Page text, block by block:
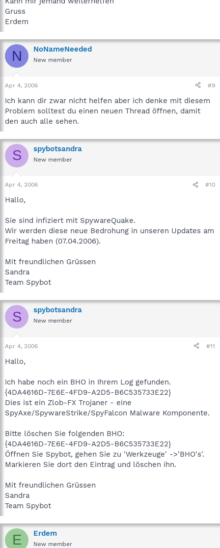
Gruss
Erdem
N NoNameNeeded
New member
Apr 4, 2006 #9
Ich kann dir zwar nicht helfen aber ich denke mit diesem
Problem solltest du einen neuen Thread öffnen, damit
den auch alle sehen.
S spybotsandra
New member
Apr 4, 2006 #10
Hallo,
Sie sind infiziert mit SpywareQuake.
Wir werden diese neue Bedrohung in unseren Updates am
Freitag haben (07.04.2006).
Mit freundlichen Grüssen
Sandra
Team Spybot
S spybotsandra
New member
Apr 4, 2006 #11
Hallo,
Ich habe noch ein BHO in Ihrem Log gefunden.
{4DA4616D-7E6E-4FD9-A2D5-B6C535733E22}
Dies ist ein Zlob-FX Trojaner - eine
SpyAxe/SpywareStrike/SpyFalcon Malware Komponente.
Bitte löschen Sie folgenden BHO:
{4DA4616D-7E6E-4FD9-A2D5-B6C535733E22}
Öffnen Sie Spybot, gehen Sie zu 'Werkzeuge' ->'BHO's'.
Markieren Sie dort den Eintrag und löschen ihn.
Mit freundlichen Grüssen
Sandra
Team Spybot
E Erdem
New member